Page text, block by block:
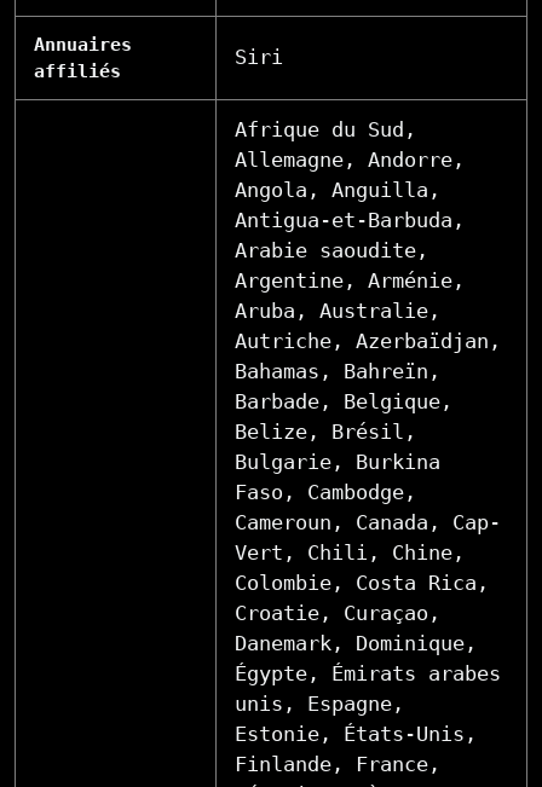
Annuaires
affiliés
Siri
Afrique du Sud,
Allemagne, Andorre,
Angola, Anguilla,
Antigua-et-Barbuda,
Arabie saoudite,
Argentine, Arménie,
Aruba, Australie,
Autriche, Azerbaïdjan,
Bahamas, Bahreïn,
Barbade, Belgique,
Belize, Brésil,
Bulgarie, Burkina
Faso, Cambodge,
Cameroun, Canada, Cap-
Vert, Chili, Chine,
Colombie, Costa Rica,
Croatie, Curaçao,
Danemark, Dominique,
Égypte, Émirats arabes
unis, Espagne,
Estonie, États-Unis,
Finlande, France,